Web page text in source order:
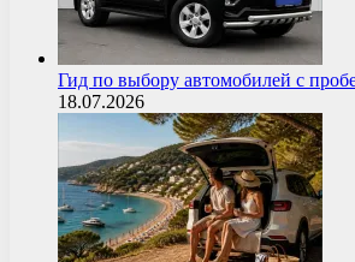
Гид по выбору автомобилей с
18.07.2026